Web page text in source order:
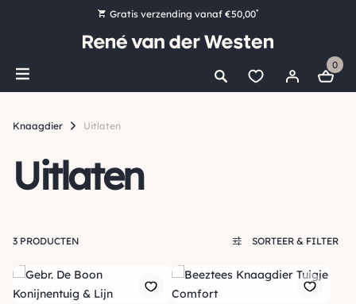
Gratis verzending vanaf €50,00*
Bestel nu, betaal later met Klarna
Ruim 16.000 artikelen op voorraad
Ruim 44 jaar kennis en ervaring
0
Knaagdier Uitlaten
Uitlaten
3 PRODUCTEN SORTEER & FILTER